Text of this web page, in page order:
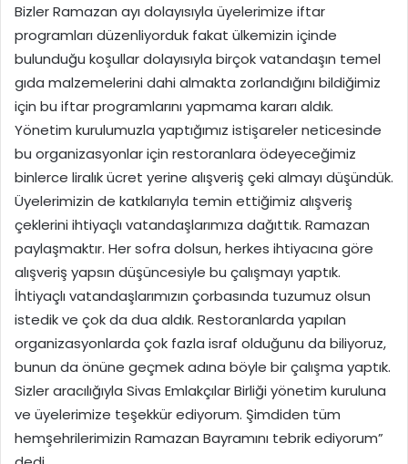
Bizler Ramazan ayı dolayısıyla üyelerimize iftar
programları düzenliyorduk fakat ülkemizin içinde
bulunduğu koşullar dolayısıyla birçok vatandaşın temel
gıda malzemelerini dahi almakta zorlandığını bildiğimiz
için bu iftar programlarını yapmama kararı aldık.
Yönetim kurulumuzla yaptığımız istişareler neticesinde
bu organizasyonlar için restoranlara ödeyeceğimiz
binlerce liralık ücret yerine alışveriş çeki almayı düşündük.
Üyelerimizin de katkılarıyla temin ettiğimiz alışveriş
çeklerini ihtiyaçlı vatandaşlarımıza dağıttık. Ramazan
paylaşmaktır. Her sofra dolsun, herkes ihtiyacına göre
alışveriş yapsın düşüncesiyle bu çalışmayı yaptık.
İhtiyaçlı vatandaşlarımızın çorbasında tuzumuz olsun
istedik ve çok da dua aldık. Restoranlarda yapılan
organizasyonlarda çok fazla israf olduğunu da biliyoruz,
bunun da önüne geçmek adına böyle bir çalışma yaptık.
Sizler aracılığıyla Sivas Emlakçılar Birliği yönetim kuruluna
ve üyelerimize teşekkür ediyorum. Şimdiden tüm
hemşehrilerimizin Ramazan Bayramını tebrik ediyorum”